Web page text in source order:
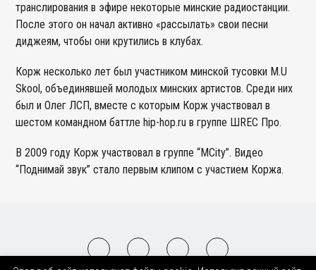
транслирования в эфире некоторые минские радиостанции.
После этого он начал активно «рассылать» свои песни
диджеям, чтобы они крутились в клубах.
Корж несколько лет был участником минской тусовки M.U
Skool, объединявшей молодых минских артистов. Среди них
был и Олег ЛСП, вместе с которым Корж участвовал в
шестом командном баттле hip-hop.ru в группе ШREC Про.
В 2009 году Корж участвовал в группе “MCity”. Видео
“Поднимай звук” стало первым клипом с участием Коржа.